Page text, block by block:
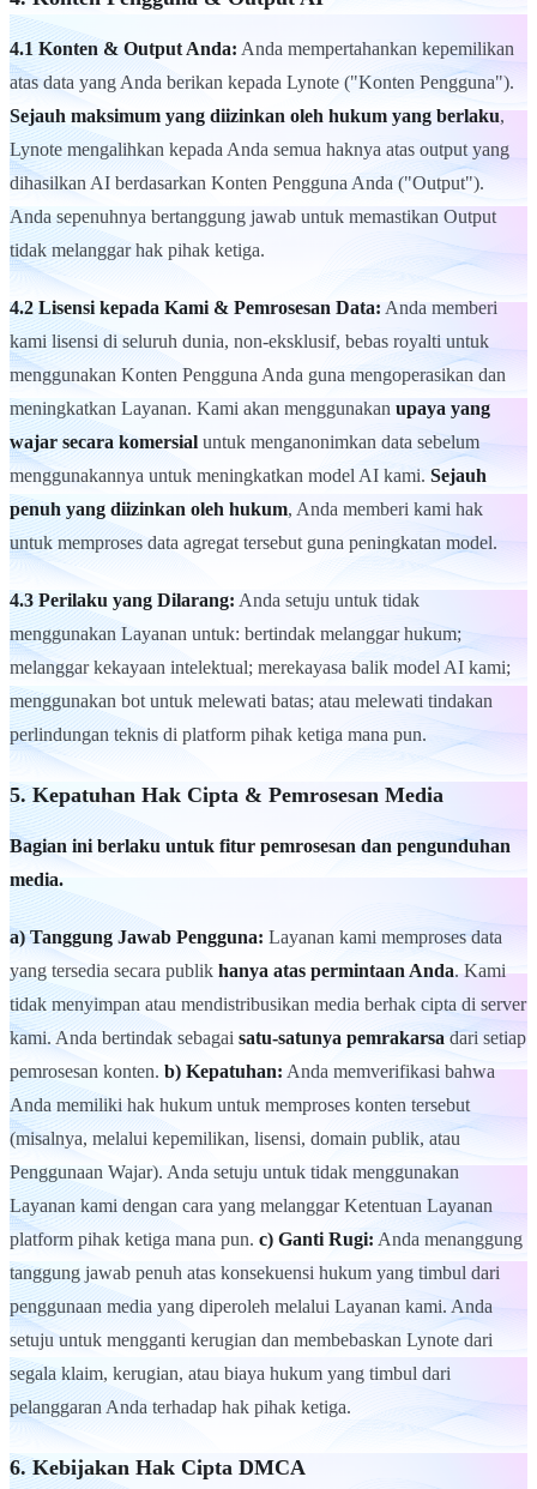
4.1 Konten & Output Anda: Anda mempertahankan kepemilikan
atas data yang Anda berikan kepada Lynote ("Konten Pengguna").
Sejauh maksimum yang diizinkan oleh hukum yang berlaku,
Lynote mengalihkan kepada Anda semua haknya atas output yang
dihasilkan AI berdasarkan Konten Pengguna Anda ("Output").
Anda sepenuhnya bertanggung jawab untuk memastikan Output
tidak melanggar hak pihak ketiga.
4.2 Lisensi kepada Kami & Pemrosesan Data: Anda memberi
kami lisensi di seluruh dunia, non-eksklusif, bebas royalti untuk
menggunakan Konten Pengguna Anda guna mengoperasikan dan
meningkatkan Layanan. Kami akan menggunakan upaya yang
wajar secara komersial untuk menganonimkan data sebelum
menggunakannya untuk meningkatkan model AI kami. Sejauh
penuh yang diizinkan oleh hukum, Anda memberi kami hak
untuk memproses data agregat tersebut guna peningkatan model.
4.3 Perilaku yang Dilarang: Anda setuju untuk tidak
menggunakan Layanan untuk: bertindak melanggar hukum;
melanggar kekayaan intelektual; merekayasa balik model AI kami;
menggunakan bot untuk melewati batas; atau melewati tindakan
perlindungan teknis di platform pihak ketiga mana pun.
5. Kepatuhan Hak Cipta & Pemrosesan Media
Bagian ini berlaku untuk fitur pemrosesan dan pengunduhan
media.
a) Tanggung Jawab Pengguna: Layanan kami memproses data
yang tersedia secara publik hanya atas permintaan Anda. Kami
tidak menyimpan atau mendistribusikan media berhak cipta di server
kami. Anda bertindak sebagai satu-satunya pemrakarsadari setiap
pemrosesan konten. b) Kepatuhan: Anda memverifikasi bahwa
Anda memiliki hak hukum untuk memproses konten tersebut
(misalnya, melalui kepemilikan, lisensi, domain publik, atau
Penggunaan Wajar). Anda setuju untuk tidak menggunakan
Layanan kami dengan cara yang melanggar Ketentuan Layanan
platform pihak ketiga mana pun. c) Ganti Rugi: Anda menanggung
tanggung jawab penuh atas konsekuensi hukum yang timbul dari
penggunaan media yang diperoleh melalui Layanan kami. Anda
setuju untuk mengganti kerugian dan membebaskan Lynote dari
segala klaim, kerugian, atau biaya hukum yang timbul dari
pelanggaran Anda terhadap hak pihak ketiga.
6. Kebijakan Hak Cipta DMCA